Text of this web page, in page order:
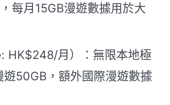
每月15GB漫遊數據用於大
HK$248/月）：無限本地極
50GB，額外國際漫遊數據